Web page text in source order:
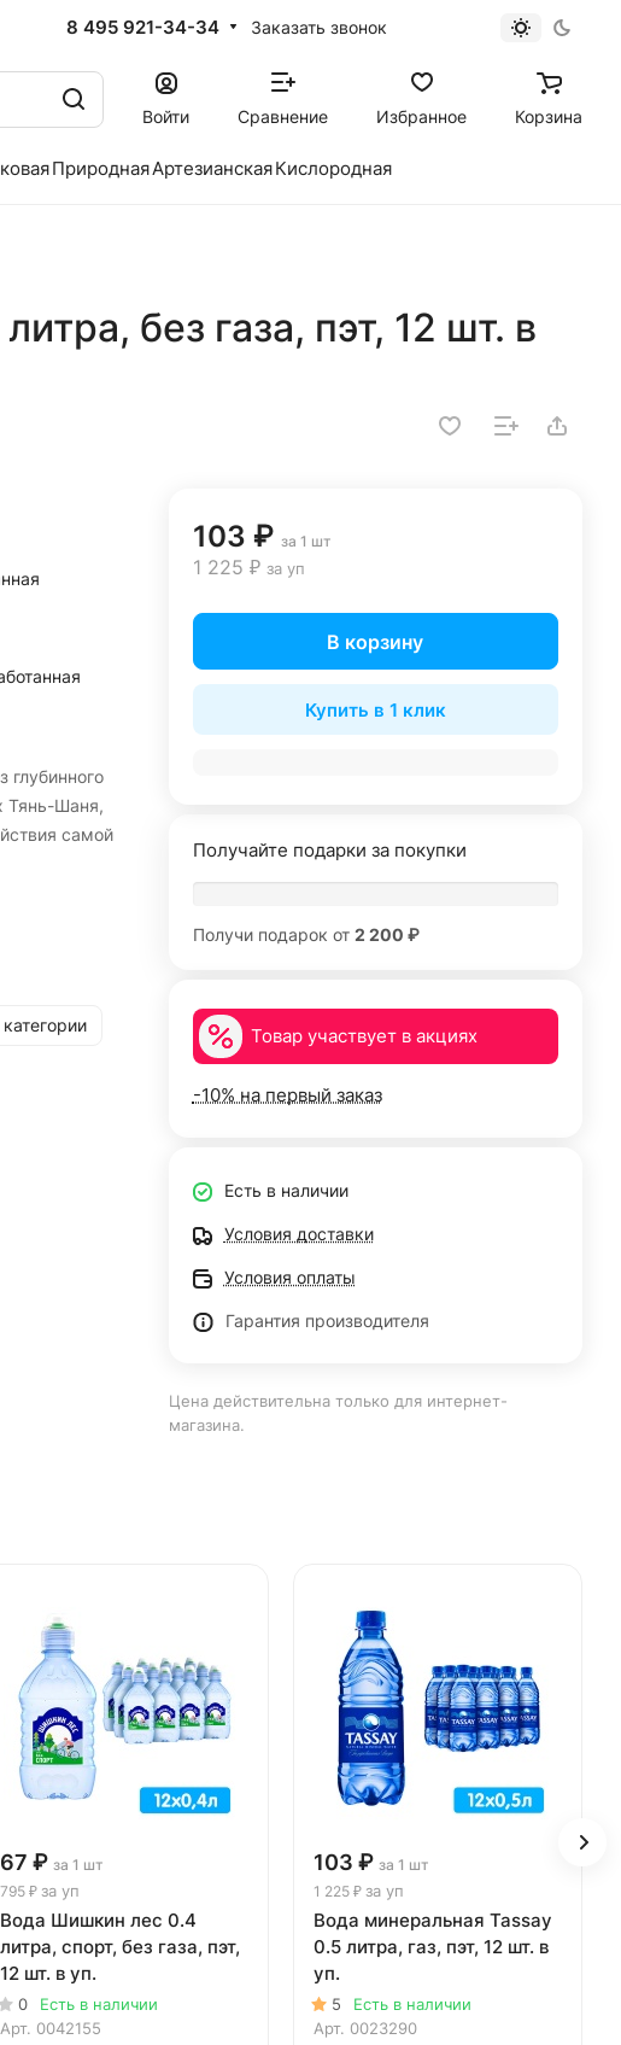
8 495 921-34-34 Заказать звонок
Войти Сравнение Избранное Корзина
ПрироднаяАртезианскаяКислородная
без газа, пэт, 12 шт. в
глубинного
Тянь-Шаня,
самой
103 ₽ за 1 шт
1 225 ₽ за уп
В корзину
Купить в 1 клик
Получайте подарки за покупки
Получи подарок от 2 200 ₽
Товар участвует в акциях
-10% на первый заказ
Есть в наличии
Условия доставки
Условия оплаты
Гарантия производителя
Цена действительна только для интернет-
магазина.
67 ₽ за 1 шт
795 ₽ за уп
Вода Шишкин лес 0.4
литра, спорт, без газа, пэт,
12 шт. в уп.
0
Есть в наличии
Арт. 0042155
103 ₽ за 1 шт
1 225 ₽ за уп
Вода минеральная Tassay
0.5 литра, газ, пэт, 12 шт. в
уп.
5
Есть в наличии
Арт. 0023290